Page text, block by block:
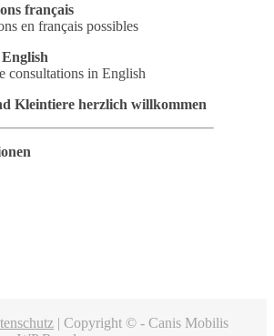
français
en français possibles
consultations in English
Kleintiere herzlich willkommen
| Copyright © - Canis Mobilis